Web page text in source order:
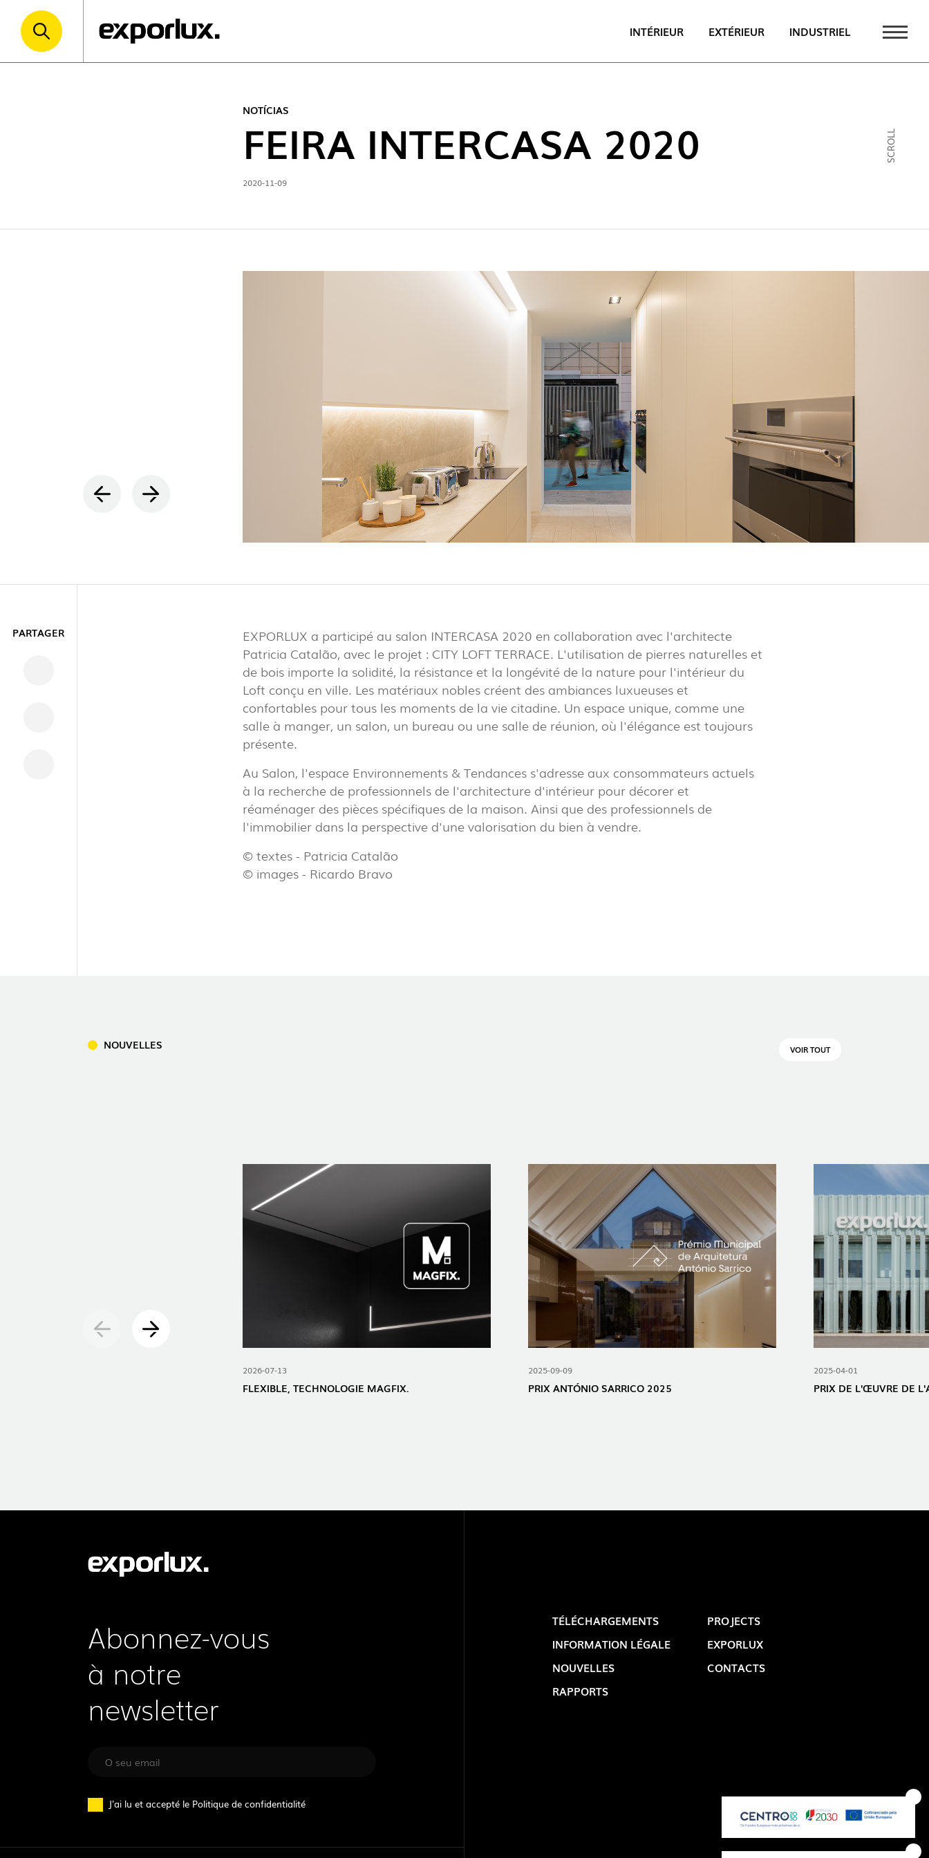
INTÉRIEUR EXTÉRIEUR INDUSTRIEL
INTÉRIEUR
EXTÉRIEUR (22)
INDUSTRIEL
ACTUALITÉS
NOUVEAU CATALOGUE
EXPORLUX @ Q31 ÉCLAIRAGE DE
BÂTIMENT – ​​QUINTA DA FONTE
EXPORLUX@ EXPO 2020 DUBAI -
PAVILLON DU PORTUGAL
NOTÍCIAS
FEIRA INTERCASA 2020
2020-11-09
SCROLL
PARTAGER
EXPORLUX a participé au salon INTERCASA 2020 en collaboration avec l'architecte
Patricia Catalão, avec le projet : CITY LOFT TERRACE. L'utilisation de pierres naturelles et
de bois importe la solidité, la résistance et la longévité de la nature pour l'intérieur du
Loft conçu en ville. Les matériaux nobles créent des ambiances luxueuses et
confortables pour tous les moments de la vie citadine. Un espace unique, comme une
salle à manger, un salon, un bureau ou une salle de réunion, où l'élégance est toujours
présente.
Au Salon, l'espace Environnements & Tendances s'adresse aux consommateurs actuels
à la recherche de professionnels de l'architecture d'intérieur pour décorer et
réaménager des pièces spécifiques de la maison. Ainsi que des professionnels de
l'immobilier dans la perspective d'une valorisation du bien à vendre.
© textes - Patricia Catalão
© images - Ricardo Bravo
NOUVELLES VOIR TOUT
2026-07-13
FLEXIBLE, TECHNOLOGIE MAGFIX.
2025-09-09
PRIX ​​ANTÓNIO SARRICO 2025
2025-04-01
PRIX ​​DE L'ŒUVRE DE
Abonnez-vous
à notre
newsletter
J'ai lu et accepté le Politique de confidentialité
TÉLÉCHARGEMENTS
PROJECTS
INFORMATION LÉGALE
EXPORLUX
NOUVELLES
CONTACTS
RAPPORTS